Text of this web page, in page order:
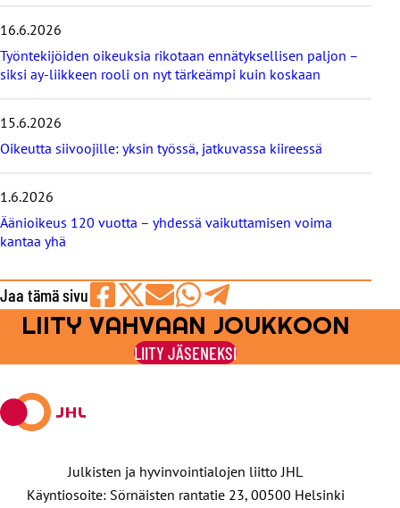
t
b
o
g
i
16.6.2026
Työntekijöiden oikeuksia rikotaan ennätyksellisen paljon –
siksi ay-liikkeen rooli on nyt tärkeämpi kuin koskaan
15.6.2026
Oikeutta siivoojille: yksin työssä, jatkuvassa kiireessä
1.6.2026
Äänioikeus 120 vuotta – yhdessä vaikuttamisen voima
kantaa yhä
Jaa tämä sivu
Jaa
Facebookissa
Jaa
viestipalvelu
X:ssä
Jaa
sähköpostilla
Jaa
WhatsAppilla
Jaa
Telegramilla
LIITY VAHVAAN JOUKKOON
LIITY JÄSENEKSI
Julkisten ja hyvinvointialojen liitto JHL
Käyntiosoite: Sörnäisten rantatie 23, 00500 Helsinki